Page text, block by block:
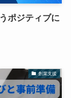
ポジティブに
創業支援